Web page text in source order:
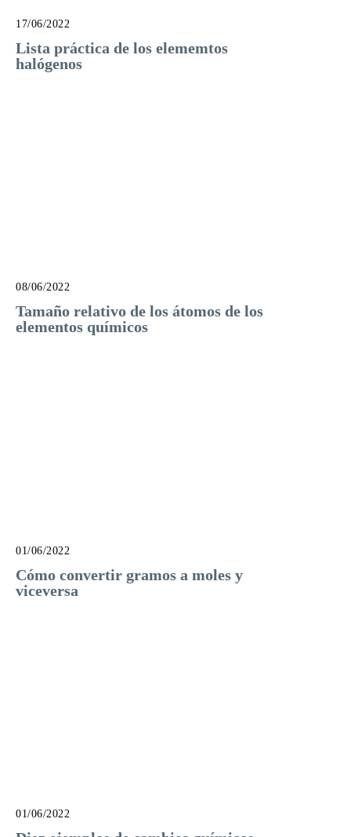
17/06/2022
Lista práctica de los elememtos
halógenos
08/06/2022
Tamaño relativo de los átomos de los
elementos químicos
01/06/2022
Cómo convertir gramos a moles y
viceversa
01/06/2022